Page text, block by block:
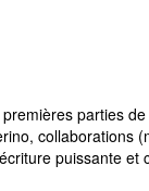
parties
collaborations
puissante